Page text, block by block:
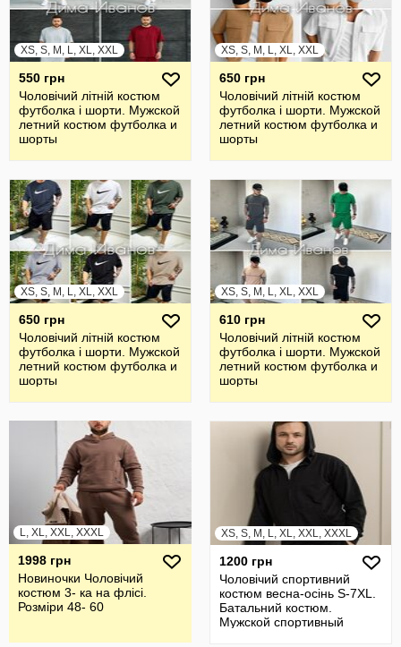
XS, S, M, L, XL, XXL
550 грн
Чоловічий літній костюм
футболка і шорти. Мужской
летний костюм футболка и
шорты
XS, S, M, L, XL, XXL
650 грн
Чоловічий літній костюм
футболка і шорти. Мужской
летний костюм футболка и
шорты
XS, S, M, L, XL, XXL
650 грн
Чоловічий літній костюм
футболка і шорти. Мужской
летний костюм футболка и
шорты
XS, S, M, L, XL, XXL
610 грн
Чоловічий літній костюм
футболка і шорти. Мужской
летний костюм футболка и
шорты
L, XL, XXL, XXXL
1998 грн
Новиночки Чоловічий
костюм 3- ка на флісі.
Розміри 48- 60
XS, S, M, L, XL, XXL, XXXL
1200 грн
Чоловічий спортивний
костюм весна-осінь S-7XL.
Батальний костюм.
Мужской спортивный